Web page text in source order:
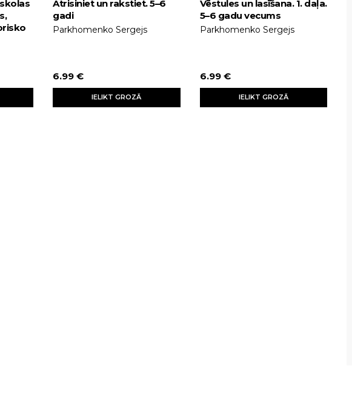
Atrisiniet un rakstiet. 5–6
gadi
Parkhomenko Sergejs
6.99 €
IELIKT GROZĀ
Vēstules un lasīšana. 1. daļa.
5–6 gadu vecums
Parkhomenko Sergejs
6.99 €
IELIKT GROZĀ